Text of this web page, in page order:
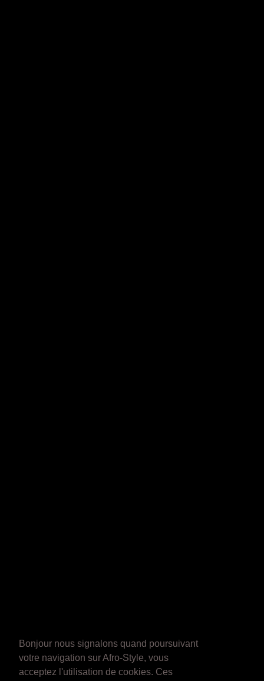
Bonjour nous signalons quand poursuivant
votre navigation sur Afro-Style, vous
acceptez l'utilisation de cookies. Ces